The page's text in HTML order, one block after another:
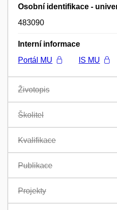
Osobní identifikace -
483090
Interní informace
Portál MU
IS MU
Životopis
Školitel
Kvalifikace
Publikace
Projekty